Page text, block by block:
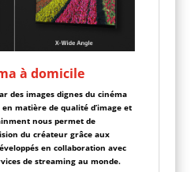
à domicile
des images dignes du cinéma
matière de qualité d’image et
nous permet de
du créateur grâce aux
en collaboration avec
de streaming au monde.